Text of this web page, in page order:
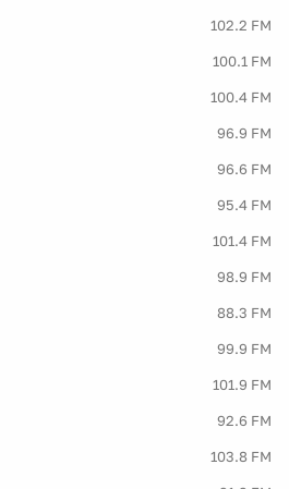
102.2 FM
100.1 FM
100.4 FM
96.9 FM
96.6 FM
95.4 FM
101.4 FM
98.9 FM
88.3 FM
99.9 FM
101.9 FM
92.6 FM
103.8 FM